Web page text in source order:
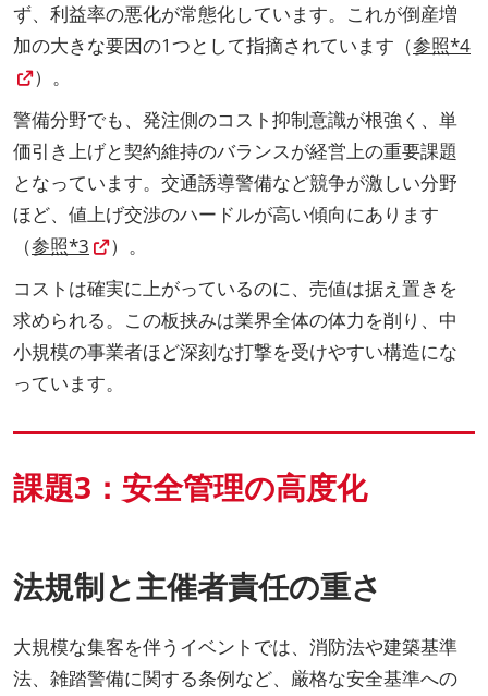
ず、利益率の悪化が常態化しています。これが倒産増
加の大きな要因の1つとして指摘されています（参照*4
）。
警備分野でも、発注側のコスト抑制意識が根強く、単
価引き上げと契約維持のバランスが経営上の重要課題
となっています。交通誘導警備など競争が激しい分野
ほど、値上げ交渉のハードルが高い傾向にあります
（参照*3
）。
コストは確実に上がっているのに、売値は据え置きを
求められる。この板挟みは業界全体の体力を削り、中
小規模の事業者ほど深刻な打撃を受けやすい構造にな
っています。
課題3：安全管理の高度化
法規制と主催者責任の重さ
大規模な集客を伴うイベントでは、消防法や建築基準
法、雑踏警備に関する条例など、厳格な安全基準への